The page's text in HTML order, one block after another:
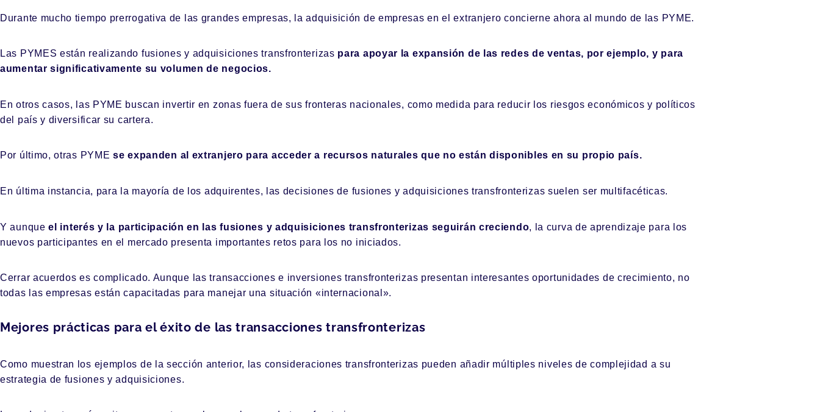
Durante mucho tiempo prerrogativa de las grandes empresas, la adquisición de empresas en el extranjero concierne ahora al mundo de las PYME.
Las PYMES están realizando fusiones y adquisiciones transfronterizas para apoyar la expansión de las redes de ventas, por ejemplo, y para
aumentar significativamente su volumen de negocios.
En otros casos, las PYME buscan invertir en zonas fuera de sus fronteras nacionales, como medida para reducir los riesgos económicos y políticos
del país y diversificar su cartera.
Por último, otras PYMEse expanden al extranjero para acceder a recursos naturales que no están disponibles en su propio país.
En última instancia, para la mayoría de los adquirentes, las decisiones de fusiones y adquisiciones transfronterizas suelen ser multifacéticas.
Y aunqueel interés y la participación en las fusiones y adquisiciones transfronterizas seguirán creciendo, la curva de aprendizaje para los
nuevos participantes en el mercado presenta importantes retos para los no iniciados.
Cerrar acuerdos es complicado. Aunque las transacciones e inversiones transfronterizas presentan interesantes oportunidades de crecimiento, no
todas las empresas están capacitadas para manejar una situación «internacional».
Mejores prácticas para el éxito de las transacciones transfronterizas
Como muestran los ejemplos de la sección anterior, las consideraciones transfronterizas pueden añadir múltiples niveles de complejidad a su
estrategia de fusiones y adquisiciones.